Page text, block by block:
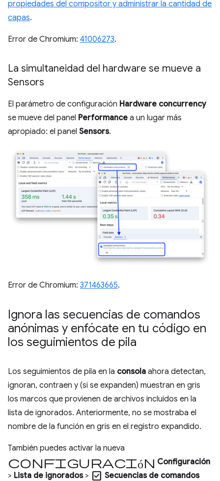
propiedades del compositor y administrar la cantidad de
capas.
Error de Chromium: 41006273.
La simultaneidad del hardware se mueve a
Sensors
El parámetro de configuración Hardware concurrency
se mueve del panel Performance a un lugar más
apropiado: el panel Sensors.
Error de Chromium: 371463665.
Ignora las secuencias de comandos
anónimas y enfócate en tu código en
los seguimientos de pila
Los seguimientos de pila en la consola ahora detectan,
ignoran, contraen y (si se expanden) muestran en gris
los marcos que provienen de archivos incluidos en la
lista de ignorados. Anteriormente, no se mostraba el
nombre de la función en gris en el registro expandido.
También puedes activar la nueva
configuración Configuración
> Lista de ignorados> check_box Secuencias de comandos